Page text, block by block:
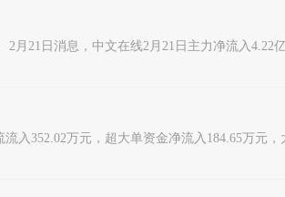
21日消息，中文在线2月21日主力净流入4.22
入352.02万元，超大单资金净流入184.65万元